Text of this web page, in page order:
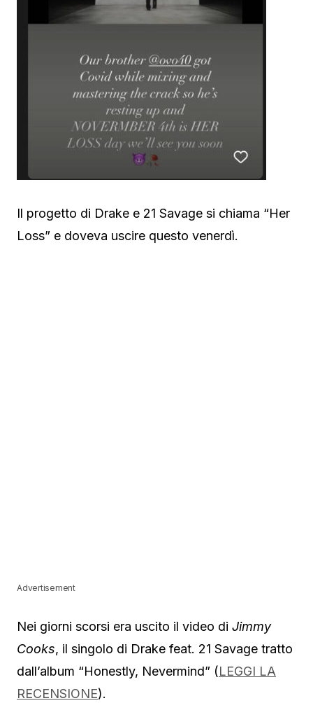
Il progetto di Drake e 21 Savage si chiama “Her
Loss” e doveva uscire questo venerdì.
Advertisement
Nei giorni scorsi era uscito il video di Jimmy
Cooks, il singolo di Drake feat. 21 Savage tratto
dall’album “Honestly, Nevermind” (LEGGI LA
RECENSIONE).